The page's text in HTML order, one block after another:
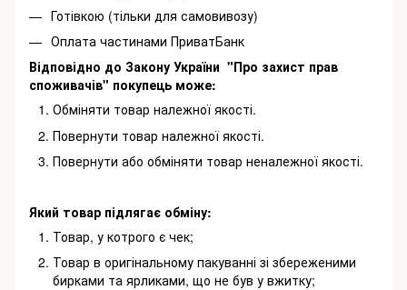
Готівкою (тільки для самовивозу)
Оплата частинами ПриватБанк
Відповідно до Закону України "Про захист прав
споживачів" покупець може:
Обміняти товар належної якості.
Повернути товар належної якості.
Повернути або обміняти товар неналежної якості.
Який товар підлягає обміну:
Товар, у котрого є чек;
Товар в оригінальному пакуванні зі збереженими
бирками та ярликами, що не був у вжитку;